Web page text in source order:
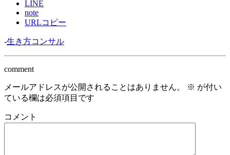
LINE
note
URLコピー
-生き方コンサル
comment
メールアドレスが公開されることはありません。 ※ が付い
ている欄は必須項目です
コメント